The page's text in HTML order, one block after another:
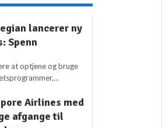
lancerer ny
Spenn
at optjene og bruge
Airlines med
afgange til